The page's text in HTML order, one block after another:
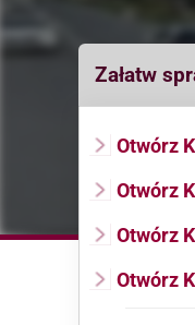
Załatw
Otwórz
Otwórz
Otwórz
Otwórz